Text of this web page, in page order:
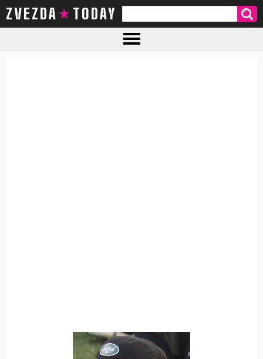
ZVEZDA TODAY